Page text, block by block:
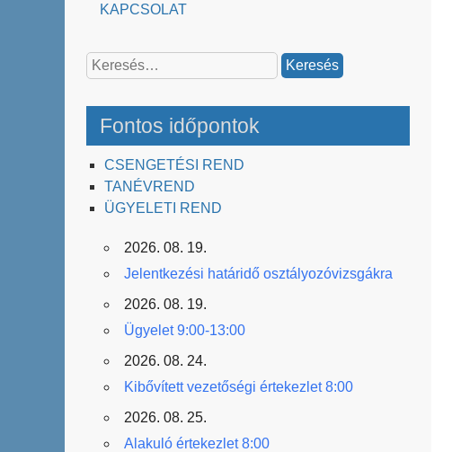
KAPCSOLAT
Keresés:
Fontos időpontok
CSENGETÉSI REND
TANÉVREND
ÜGYELETI REND
2026. 08. 19.
Jelentkezési határidő osztályozóvizsgákra
2026. 08. 19.
Ügyelet 9:00-13:00
2026. 08. 24.
Kibővített vezetőségi értekezlet 8:00
2026. 08. 25.
Alakuló értekezlet 8:00